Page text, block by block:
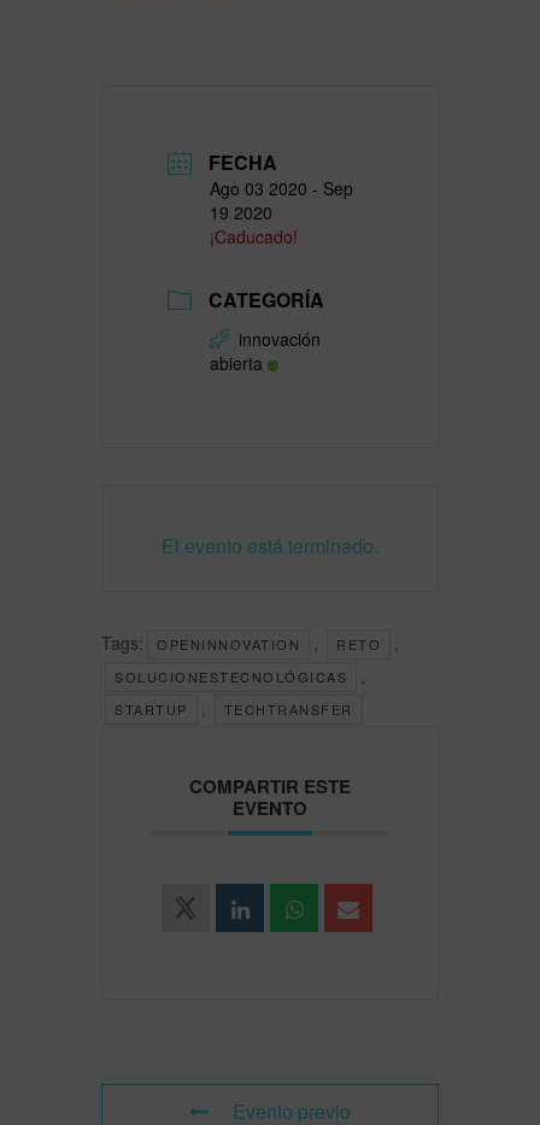
FECHA
Ago 03 2020 - Sep
19 2020
¡Caducado!
CATEGORÍA
innovación
abierta
El evento está terminado.
Tags: OPENINNOVATION , RETO ,
SOLUCIONESTECNOLÓGICAS ,
STARTUP , TECHTRANSFER
COMPARTIR ESTE
EVENTO
Evento previo